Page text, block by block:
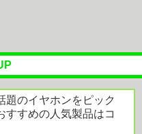
題のイヤホンをピック
すすめの人気製品はコ